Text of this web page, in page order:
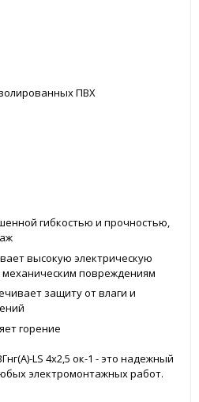
ПВХ
гибкостью и прочностью,
высокую электрическую
механическим повреждениям
защиту от влаги и
горение
LS 4x2,5 ок-1 - это надежный
электромонтажных работ.